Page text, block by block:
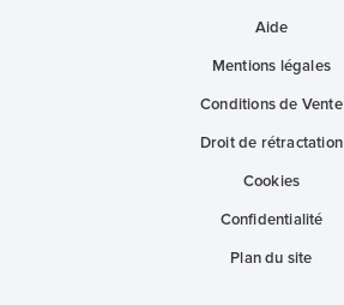
Aide
Mentions légales
Conditions de Vente
Droit de rétractation
Cookies
Confidentialité
Plan du site